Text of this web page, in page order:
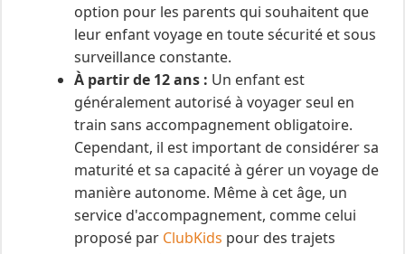
option pour les parents qui souhaitent que
leur enfant voyage en toute sécurité et sous
surveillance constante.
À partir de 12 ans : Un enfant est
généralement autorisé à voyager seul en
train sans accompagnement obligatoire.
Cependant, il est important de considérer sa
maturité et sa capacité à gérer un voyage de
manière autonome. Même à cet âge, un
service d'accompagnement, comme celui
proposé par ClubKids pour des trajets